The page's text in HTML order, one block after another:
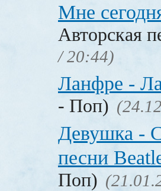
Мне
Авторская
/ 20:44)
Ланфре -
- Поп)
Девушка -
песни
Поп)